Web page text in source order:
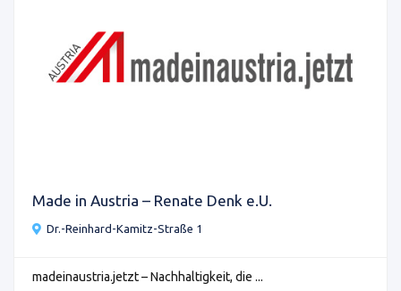
Made in Austria – Renate Denk e.U.
Dr.-Reinhard-Kamitz-Straße 1
madeinaustria.jetzt – Nachhaltigkeit, die ...